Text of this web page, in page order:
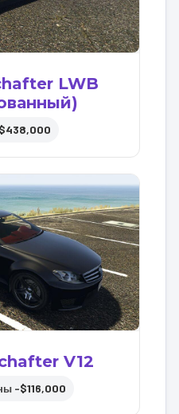
LWB
$438,000
V12
–$116,000